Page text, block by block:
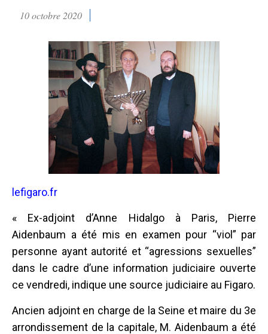
10 octobre 2020
lefigaro.fr
« Ex-adjoint d’Anne Hidalgo à Paris, Pierre
Aidenbaum a été mis en examen pour “viol” par
personne ayant autorité et “agressions sexuelles”
dans le cadre d’une information judiciaire ouverte
ce vendredi, indique une source judiciaire au Figaro.
Ancien adjoint en charge de la Seine et maire du 3e
arrondissement de la capitale, M. Aidenbaum a été